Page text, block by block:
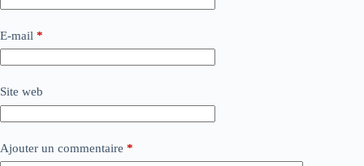
E-mail *
Site web
Ajouter un commentaire *